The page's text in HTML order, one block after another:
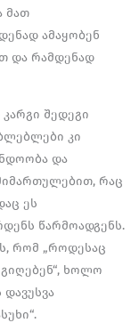
მათ
ამაყობენ
და რამდენად
შედეგი
კი
და
რაც
ეს
წარმოადგენს.
რომ „როდესაც
ხოლო
დავუსვა